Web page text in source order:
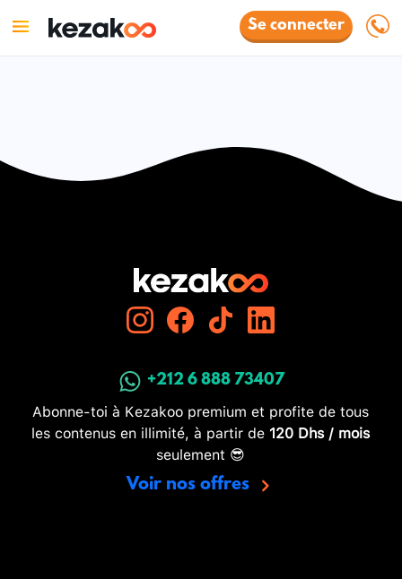
Se connecter
+212 6 888 73407
Abonne-toi à Kezakoo premium et profite de tous
les contenus en illimité, à partir de 120 Dhs / mois
seulement 😎
Voir nos offres